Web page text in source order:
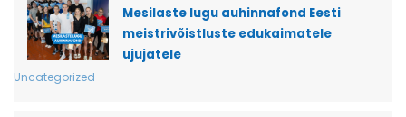
Mesilaste lugu auhinnafond Eesti
meistrivõistluste edukaimatele
ujujatele
Uncategorized